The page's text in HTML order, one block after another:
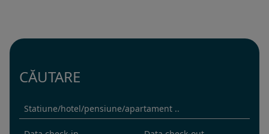
CĂUTARE